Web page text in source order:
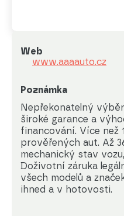
Web
www.aaaauto.cz
Poznámka
Nepřekonatelný
široké garance a
financování. Více než
prověřených aut. Až
mechanický stav
Doživotní záruka
všech modelů a
ihned a v hotovosti.